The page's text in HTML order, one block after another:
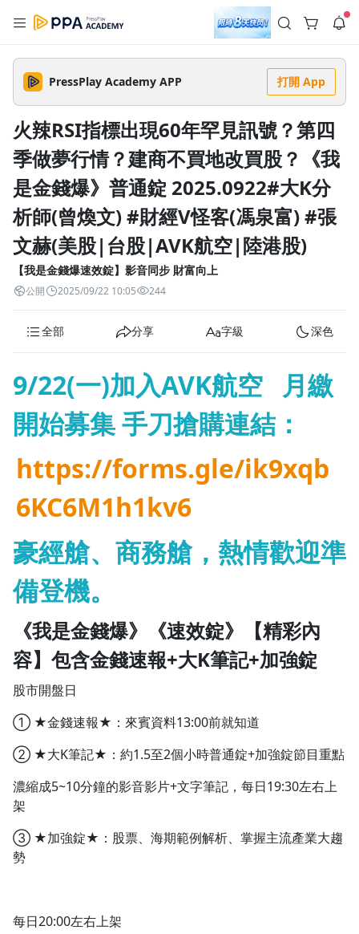
註冊領取 上千元優惠券！
公告
🌞 PPA 避暑津貼．冷氣房升級｜期間快閃活動
2% 點數回饋！🚀 酷暑來襲．偷偷在冷氣房升級 📈⭐️ 【冷氣房
進修 限時開跑】◾單筆滿 NT$2,500 現折 NT$300◾活動期間：
即日起 - 8/13（只有一週）-📣 酷暑季好康 \ 再加碼 /→ 點數回饋
無上限🔥購買任一課程 or 訂閱✅ 消費即享回饋 1% 點數✅ 滿
$5,000 回饋 2% 點數🎁 此為 PPA 官方帳號 Line@ 專屬活動，加
入好友👉 享有「渠道專屬活動」及「個人化推播」！
2 天前
查看全部
PressPlay Academy APP 打開 App
火辣RSI指標出現60年罕見訊號？第四
季做夢行情？建商不買地改買股？《我
是金錢爆》普通錠 2025.0922#大K分
析師(曾煥文) #財經V怪客(馮泉富) #張
文赫(美股|台股|AVK航空|陸港股)
【我是金錢爆速效錠】影音同步 財富向上
公開 2025/09/22 10:05 244
全部 分享 字級 深色
9/22(一)加入AVK航空 月繳
開始募集 手刀搶購連結：
https://forms.gle/ik9xqb
6KC6M1h1kv6
豪經艙、商務艙，熱情歡迎準
備登機。
《我是金錢爆》《速效錠》【精彩內
容】包含金錢速報+大K筆記+加強錠
股市開盤日
① ★金錢速報★：來賓資料13:00前就知道
② ★大K筆記★：約1.5至2個小時普通錠+加強錠節目重點
濃縮成5~10分鐘的影音影片+文字筆記，每日19:30左右上
架
③ ★加強錠★：股票、海期範例解析、掌握主流產業大趨
勢
每日20:00左右上架
--:-- --:--
1.0x
播放速度
2.0x
1.75x
1.0x
0.75x
追蹤列表 播放清單
沒有播放清單
去逛逛
返回播放器
清除全部